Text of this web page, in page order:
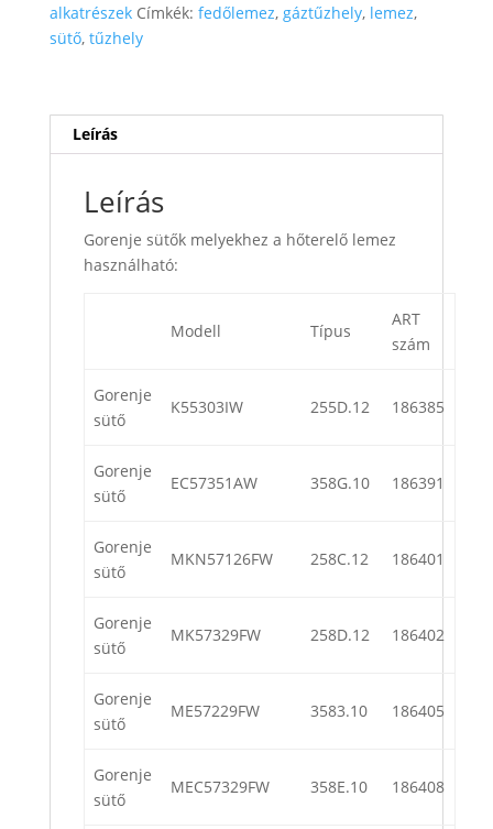
alkatrészek Címkék: fedőlemez, gáztűzhely, lemez,
sütő, tűzhely
Leírás
Leírás
Gorenje sütők melyekhez a hőterelő lemez
használható:
Modell Típus
ART
szám
Gorenje
sütő
K55303IW 255D.12 186385
Gorenje
sütő
EC57351AW 358G.10 186391
Gorenje
sütő
MKN57126FW 258C.12 186401
Gorenje
sütő
MK57329FW 258D.12 186402
Gorenje
sütő
ME57229FW 3583.10 186405
Gorenje
sütő
MEC57329FW 358E.10 186408